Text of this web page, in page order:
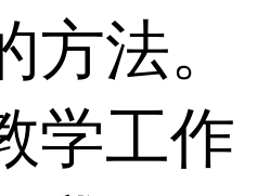
方法。
学工作